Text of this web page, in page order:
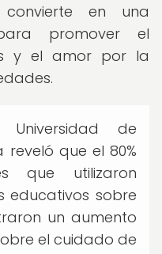
en una
promover el
y el amor por la
de
reveló que el 80%
que utilizaron
educativos sobre
un aumento
el cuidado de